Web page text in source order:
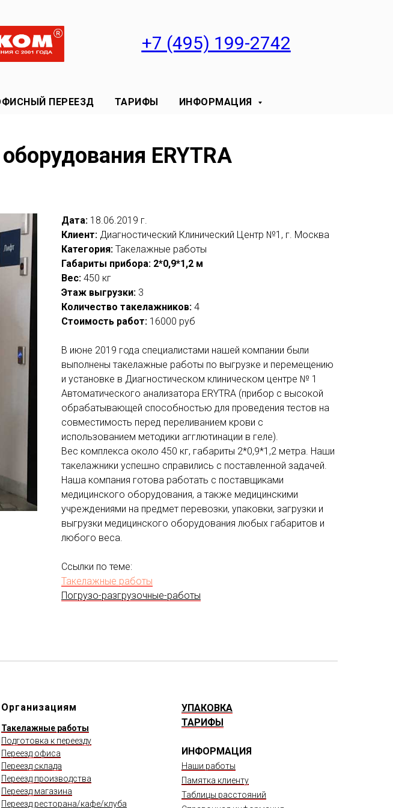
+7 (495) 199-2742
ПЕРЕЕЗД ТАРИФЫ ИНФОРМАЦИЯ
ERYTRA
Дата: 18.06.2019 г.
Клиент: Диагностический Клинический Центр №1, г. Москва
Категория: Такелажные работы
Габариты прибора: 2*0,9*1,2 м
Вес: 450 кг
Этаж выгрузки: 3
Количество такелажников: 4
Стоимость работ: 16000 руб
В июне 2019 года специалистами нашей компании были
выполнены такелажные работы по выгрузке и перемещению
и установке в Диагностическом клиническом центре № 1
Автоматического анализатора ERYTRA (прибор с высокой
обрабатывающей способностью для проведения тестов на
совместимость перед переливанием крови с
использованием методики агглютинации в геле).
Вес комплекса около 450 кг, габариты 2*0,9*1,2 метра. Наши
такелажники успешно справились с поставленной задачей.
Наша компания готова работать с поставщиками
медицинского оборудования, а также медицинскими
учреждениями на предмет перевозки, упаковки, загрузки и
выгрузки медицинского оборудования любых габаритов и
любого веса.
Ссылки по теме:
Такелажные работы
Погрузо-разгрузочные-работы
Организациям
Такелажные работы
Подготовка к переезду
Переезд офиса
Переезд склада
Переезд производства
Переезд магазина
Переезд ресторана/кафе/клуба
УПАКОВКА
ТАРИФЫ
ИНФОРМАЦИЯ
Наши работы
Памятка клиенту
Таблицы расстояний